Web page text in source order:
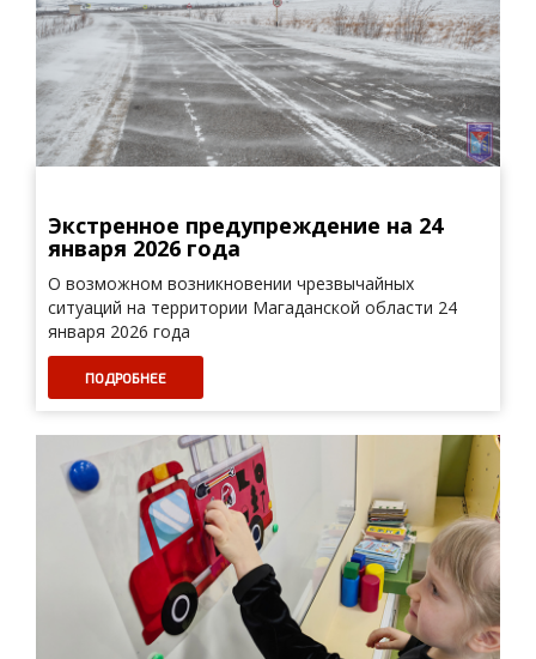
Экстренное предупреждение на 24
января 2026 года
О возможном возникновении чрезвычайных
ситуаций на территории Магаданской области 24
января 2026 года
ПОДРОБНЕЕ